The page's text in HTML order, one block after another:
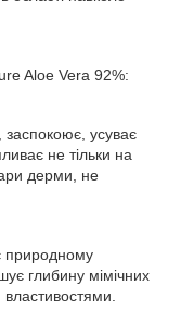
Aloe Vera 92%:
заспокоює, усуває
не тільки на
дерми, не
природному
глибину мімічних